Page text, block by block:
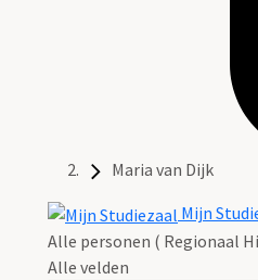
Maria van Dijk
Mijn
Alle personen ( Regionaal
Alle velden